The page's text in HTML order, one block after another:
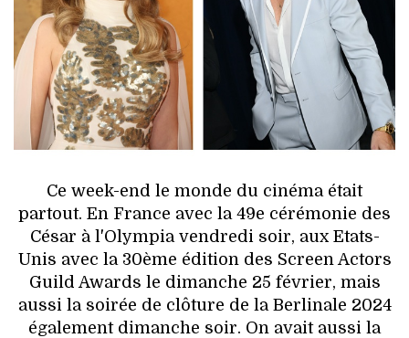
MAISON
AUTO
LIEUX TENDANCES
BEAUTÉ
MODE DE RUE
JEUNES CRÉATEURS
HISTOIRE DES MARQUES
Ce week-end le monde du cinéma était
partout. En France avec la 49e cérémonie des
César à l'Olympia vendredi soir, aux Etats-
Unis avec la 30ème édition des Screen Actors
Guild Awards le dimanche 25 février, mais
aussi la soirée de clôture de la Berlinale 2024
également dimanche soir. On avait aussi la